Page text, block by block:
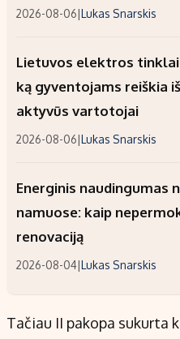
2026-08-06|Lukas Snarskis
Lietuvos elektros
ką gyventojams reiškia
aktyvūs vartotojai
2026-08-06|Lukas Snarskis
Energinis naudingumas
namuose: kaip
renovaciją
2026-08-04|Lukas Snarskis
Tačiau II pakopa sukurta